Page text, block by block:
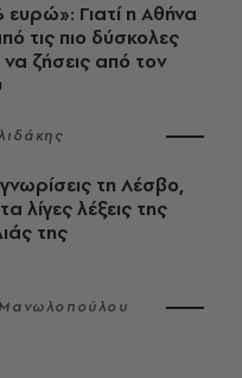
Γιατί η Αθήνα
τις πιο δύσκολες
να ζήσεις από τον
τη Λέσβο,
λίγες λέξεις της
της